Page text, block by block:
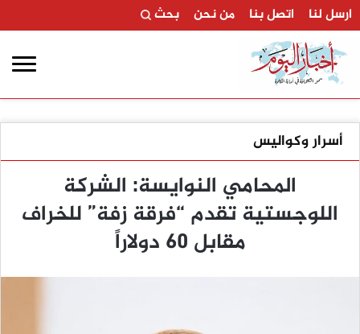
ارسل لنا اتصل بنا من نحن بحث
أسرار وكواليس
المحامي النوايسة: الشركة
اللوجستية تقدم “فرقة زفة” للخراف
مقابل 60 دولاراً